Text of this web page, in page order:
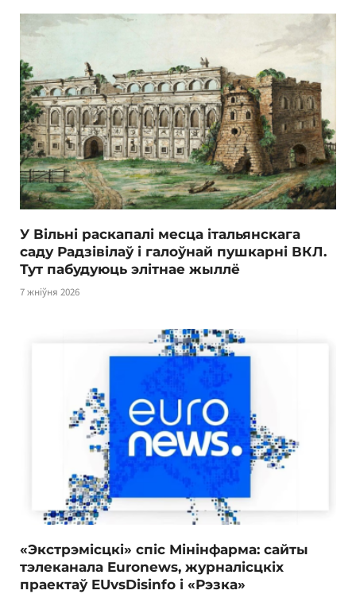
У Вільні раскапалі месца італьянскага
саду Радзівілаў і галоўнай пушкарні ВКЛ.
Тут пабудуюць элітнае жыллё
7 жніўня 2026
«Экстрэмісцкі» спіс Мінінфарма: сайты
тэлеканала Euronews, журналісцкіх
праектаў EUvsDisinfo і «Рэзка»